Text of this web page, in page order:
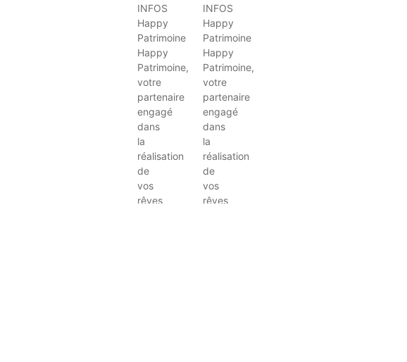
INFOS
Happy
Patrimoine
Happy
Patrimoine,
votre
partenaire
engagé
dans
la
réalisation
de
vos
rêves
INFOS
Happy
Patrimoine
Happy
Patrimoine,
votre
partenaire
engagé
dans
la
réalisation
de
vos
rêves